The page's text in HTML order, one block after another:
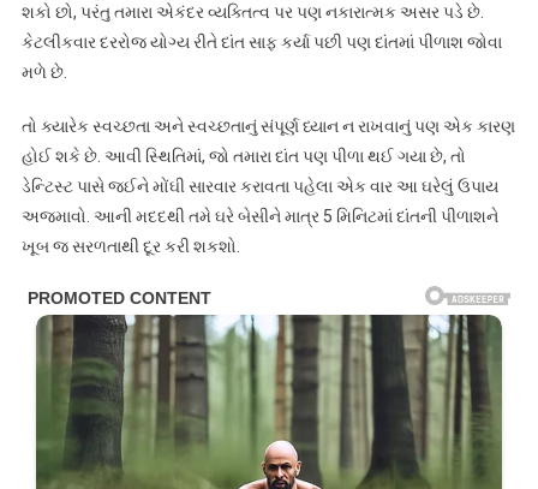
શકો છો, પરંતુ તમારા એકંદર વ્યક્તિત્વ પર પણ નકારાત્મક અસર પડે છે.
કેટલીકવાર દરરોજ યોગ્ય રીતે દાંત સાફ કર્યા પછી પણ દાંતમાં પીળાશ જોવા
મળે છે.
તો ક્યારેક સ્વચ્છતા અને સ્વચ્છતાનું સંપૂર્ણ ધ્યાન ન રાખવાનું પણ એક કારણ
હોઈ શકે છે. આવી સ્થિતિમાં, જો તમારા દાંત પણ પીળા થઈ ગયા છે, તો
ડેન્ટિસ્ટ પાસે જઈને મોંઘી સારવાર કરાવતા પહેલા એક વાર આ ઘરેલું ઉપાય
અજમાવો. આની મદદથી તમે ઘરે બેસીને માત્ર 5 મિનિટમાં દાંતની પીળાશને
ખૂબ જ સરળતાથી દૂર કરી શકશો.